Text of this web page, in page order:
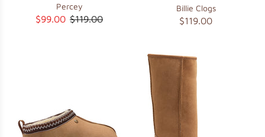
Percey
$99.00 $119.00
Billie Clogs
$119.00